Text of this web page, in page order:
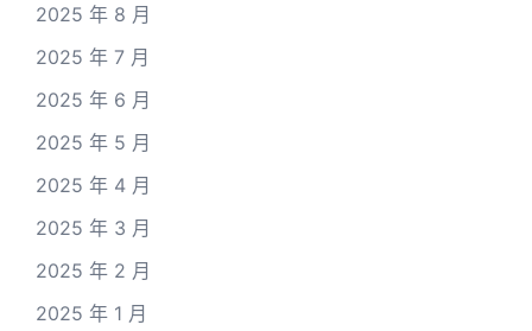
2025 年 8 月
2025 年 7 月
2025 年 6 月
2025 年 5 月
2025 年 4 月
2025 年 3 月
2025 年 2 月
2025 年 1 月